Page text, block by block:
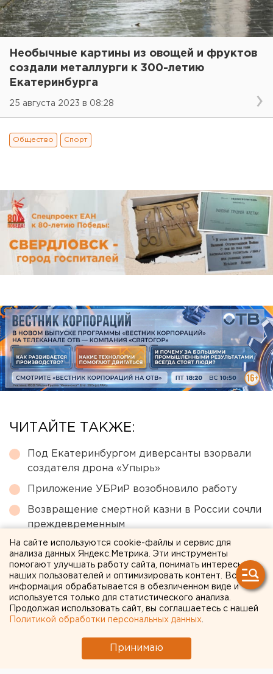
Необычные картины из овощей и фруктов
создали металлурги к 300-летию
Екатеринбурга
25 августа 2023 в 08:28
Общество Спорт
ЧИТАЙТЕ ТАКЖЕ:
Под Екатеринбургом диверсанты взорвали
создателя дрона «Упырь»
Приложение УБРиР возобновило работу
Возвращение смертной казни в России сочли
преждевременным
МИД призвал россиян готовиться к затяжной
войне
Ракетная опасность угрожает Челябинской
области
12 СЕНТЯБРЯ 2023 В 13:48
На сайте используются cookie-файлы и сервис для
анализа данных Яндекс.Метрика. Эти инструменты
помогают улучшать работу сайта, понимать интересы
наших пользователей и оптимизировать контент. Вся
информация обрабатывается в обезличенном виде и
используется только для статистического анализа.
Продолжая использовать сайт, вы соглашаетесь с нашей
Политикой обработки персональных данных
Принимаю